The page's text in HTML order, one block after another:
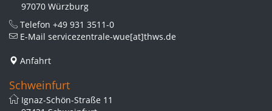
97070 Würzburg
Telefon +49 931 3511-0
E-Mail servicezentrale-wue[at]thws.de
Anfahrt
Schweinfurt
Ignaz-Schön-Straße 11